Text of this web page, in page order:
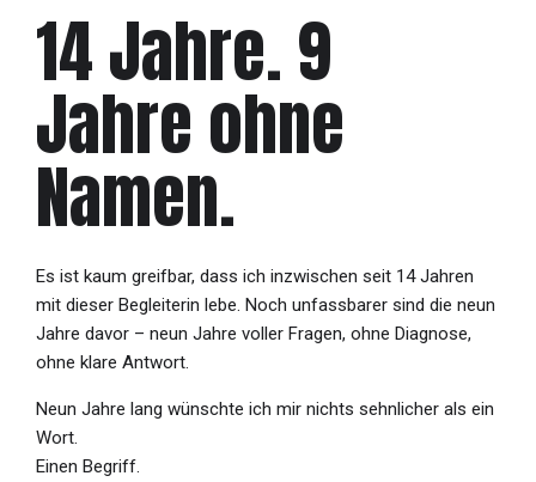
14 Jahre. 9
Jahre ohne
Namen.
Es ist kaum greifbar, dass ich inzwischen seit 14 Jahren
mit dieser Begleiterin lebe. Noch unfassbarer sind die neun
Jahre davor – neun Jahre voller Fragen, ohne Diagnose,
ohne klare Antwort.
Neun Jahre lang wünschte ich mir nichts sehnlicher als ein
Wort.
Einen Begriff.